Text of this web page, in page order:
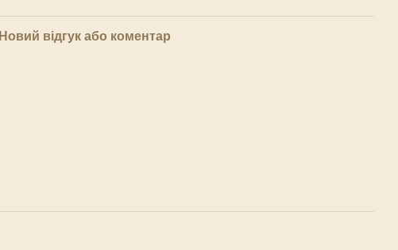
Новий відгук або коментар